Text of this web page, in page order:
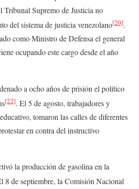
Tribunal Supremo de Justicia no
del sistema de justicia venezolano[20].
como Ministro de Defensa el general
ocupando este cargo desde el año
a ocho años de prisión el político
[22]. El 5 de agosto, trabajadores y
tomaron las calles de diferentes
en contra del instructivo
la producción de gasolina en la
8 de septiembre, la Comisión Nacional